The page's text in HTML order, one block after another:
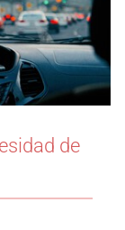
de